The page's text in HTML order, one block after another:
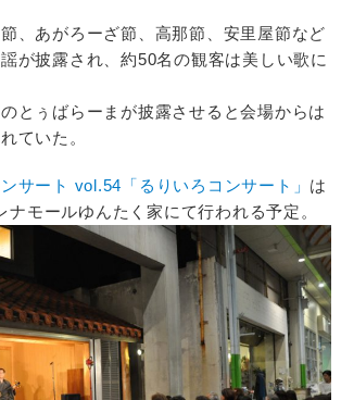
、あがろーざ節、高那節、安里屋節など
が披露され、約50名の観客は美しい歌に
とぅばらーまが披露させると会場からは
ていた。
サート vol.54「るりいろコンサート」 は
ナモールゆんたく家にて行われる予定。